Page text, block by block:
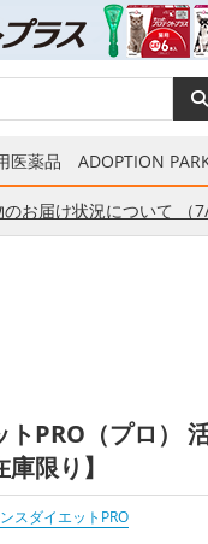
医薬品 ADOPTION
お届け状況について （7/
PRO（プロ）
限り】
スダイエットPRO